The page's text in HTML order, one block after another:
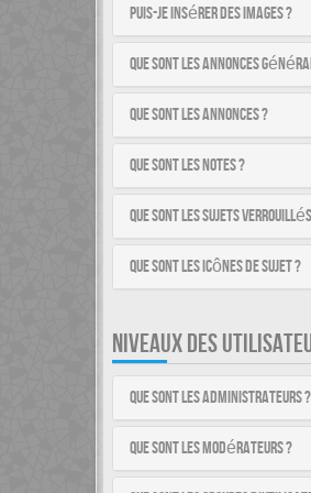
Puis-je insérer des images ?
Que sont les annonces
Que sont les annonces ?
Que sont les notes ?
Que sont les sujets
Que sont les icônes de sujet ?
NIVEAUX DES
Que sont les administrateurs ?
Que sont les modérateurs ?